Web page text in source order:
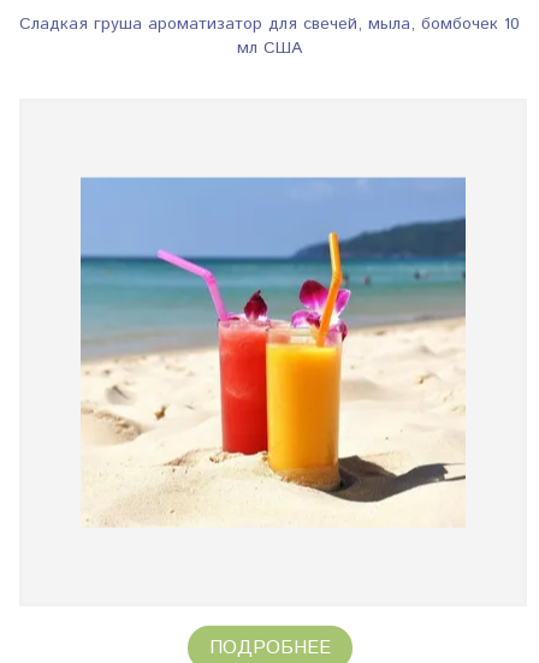
Сладкая груша ароматизатор для свечей, мыла, бомбочек 10
мл США
ПОДРОБНЕЕ